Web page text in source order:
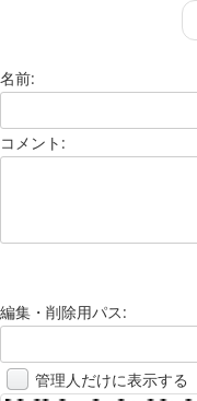
名前:
コメント:
編集・削除用パス:
管理人だけに表示する